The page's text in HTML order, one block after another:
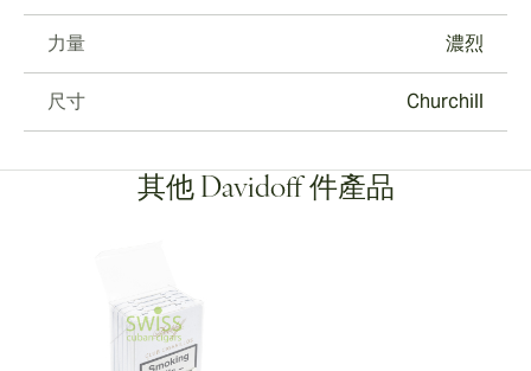
力量 濃烈
尺寸 Churchill
其他 Davidoff 件產品